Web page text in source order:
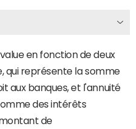
en fonction de deux
qui représente la somme
aux banques, et l'annuité
des intérêts
de